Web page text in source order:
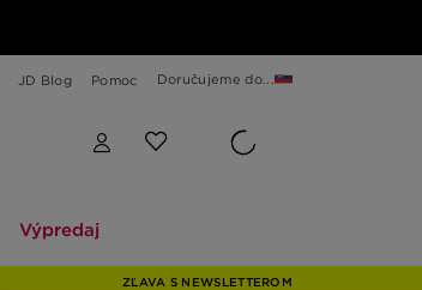
JD Blog Pomoc Doručujeme do...
Výpredaj
ZĽAVA S NEWSLETTEROM